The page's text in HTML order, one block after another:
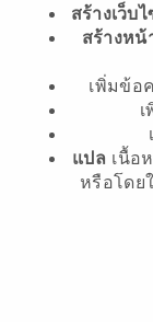
สร้างเว็บ
สร้างห
เพิ่มข้อ
แปล เนื้อ
หรือโดย